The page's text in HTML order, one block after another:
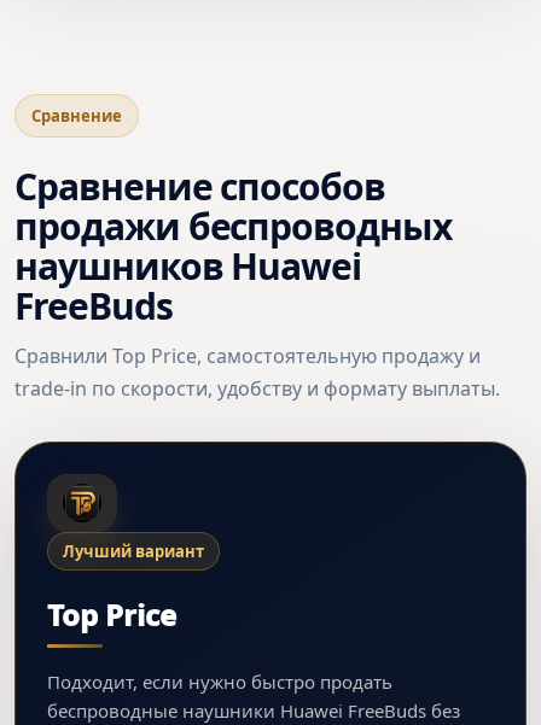
Сравнение
Сравнение способов
продажи беспроводных
наушников Huawei
FreeBuds
Сравнили Top Price, самостоятельную продажу и
trade-in по скорости, удобству и формату выплаты.
Лучший вариант
Top Price
Подходит, если нужно быстро продать
беспроводные наушники Huawei FreeBuds без